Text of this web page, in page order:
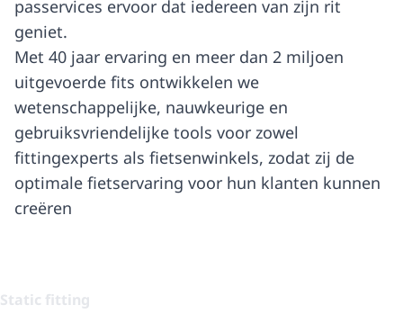
passervices ervoor dat iedereen van zijn rit
geniet.
Met 40 jaar ervaring en meer dan 2 miljoen
uitgevoerde fits ontwikkelen we
wetenschappelijke, nauwkeurige en
gebruiksvriendelijke tools voor zowel
fittingexperts als fietsenwinkels, zodat zij de
optimale fietservaring voor hun klanten kunnen
creëren
Static fitting